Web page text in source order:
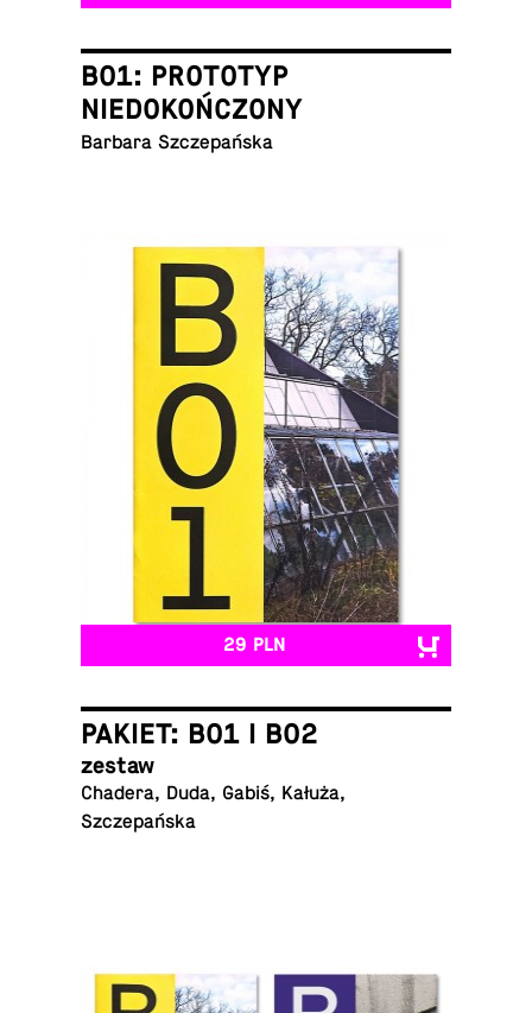
B01: PROTOTYP
NIEDOKOŃCZONY
Barbara Szczepańska
29 PLN
PAKIET: B01 I B02
zestaw
Chadera, Duda, Gabiś, Kałuża,
Szczepańska